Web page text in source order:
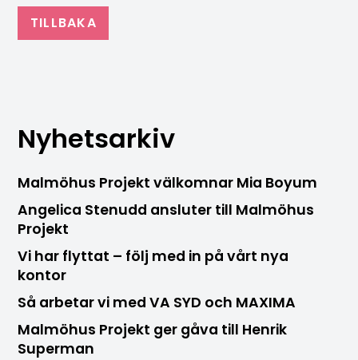
TILLBAKA
Nyhetsarkiv
Malmöhus Projekt välkomnar Mia Boyum
Angelica Stenudd ansluter till Malmöhus
Projekt
Vi har flyttat – följ med in på vårt nya
kontor
Så arbetar vi med VA SYD och MAXIMA
Malmöhus Projekt ger gåva till Henrik
Superman